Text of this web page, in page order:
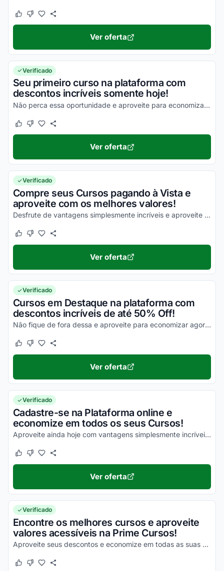
Este cupom funcionou
Este cupom não funcionou
Ver oferta
Verificado
Seu primeiro curso na plataforma com
descontos incríveis somente hoje!
Não perca essa oportunidade e aproveite para economizar agora mesmo!
Este cupom funcionou
Este cupom não funcionou
Ver oferta
Verificado
Compre seus Cursos pagando à Vista e
aproveite com os melhores valores!
Desfrute de vantagens simplesmente incríveis e aproveite para economizar!
Este cupom funcionou
Este cupom não funcionou
Ver oferta
Verificado
Cursos em Destaque na plataforma com
descontos incríveis de até 50% Off!
Não fique de fora dessa e aproveite para economizar agora mesmo!
Este cupom funcionou
Este cupom não funcionou
Ver oferta
Verificado
Cadastre-se na Plataforma online e
economize em todos os seus Cursos!
Aproveite ainda hoje com vantagens simplesmente incríveis e desfrute de todas as suas vantagens!
Este cupom funcionou
Este cupom não funcionou
Ver oferta
Verificado
Encontre os melhores cursos e aproveite
valores acessíveis na Prime Cursos!
Aproveite seus descontos e economize em todas as suas compras online ainda hoje!
Este cupom funcionou
Este cupom não funcionou